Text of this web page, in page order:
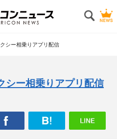
シー相乗りアプリ配信
シー相乗りアプリ配信